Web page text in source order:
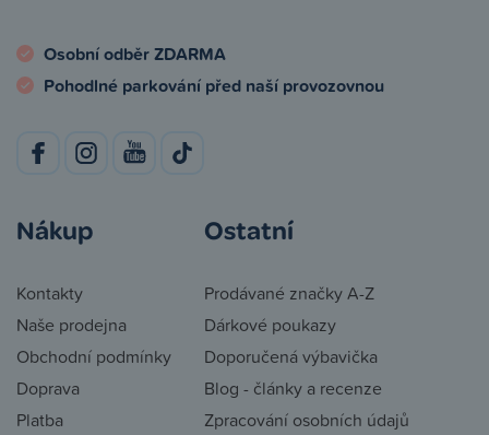
Osobní odběr ZDARMA
Pohodlné parkování před naší provozovnou
Nákup
Kontakty
Naše prodejna
Obchodní podmínky
Doprava
Platba
Ostatní
Prodávané značky A-Z
Dárkové poukazy
Doporučená výbavička
Blog - články a recenze
Zpracování osobních údajů